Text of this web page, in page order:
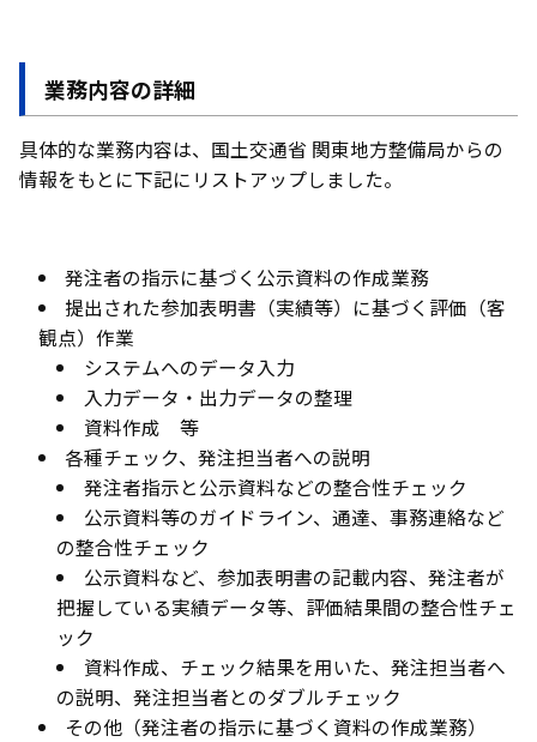
業務内容の詳細
具体的な業務内容は、国土交通省 関東地方整備局からの
情報をもとに下記にリストアップしました。
発注者の指示に基づく公示資料の作成業務
提出された参加表明書（実績等）に基づく評価（客
観点）作業
システムへのデータ入力
入力データ・出力データの整理
資料作成 等
各種チェック、発注担当者への説明
発注者指示と公示資料などの整合性チェック
公示資料等のガイドライン、通達、事務連絡など
の整合性チェック
公示資料など、参加表明書の記載内容、発注者が
把握している実績データ等、評価結果間の整合性チェ
ック
資料作成、チェック結果を用いた、発注担当者へ
の説明、発注担当者とのダブルチェック
その他（発注者の指示に基づく資料の作成業務）